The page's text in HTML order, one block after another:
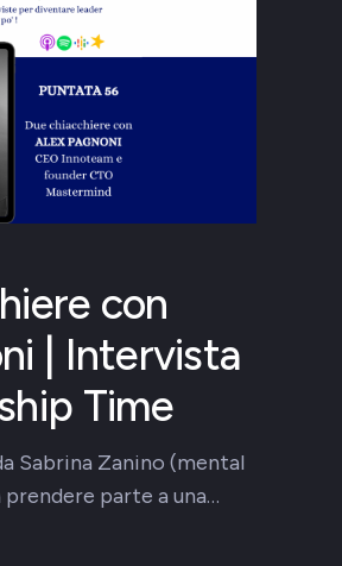
con
| Intervista
Time
Sabrina Zanino (mental
parte a una…